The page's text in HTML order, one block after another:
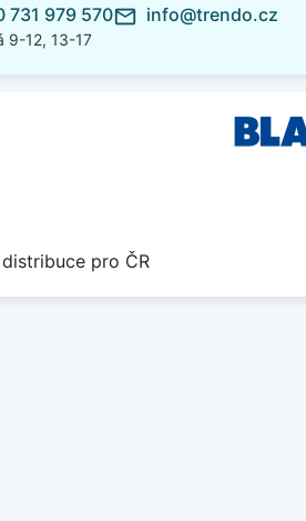
731 979 570
9-12, 13-17
mail_outline info@trendo.cz
pro ČR